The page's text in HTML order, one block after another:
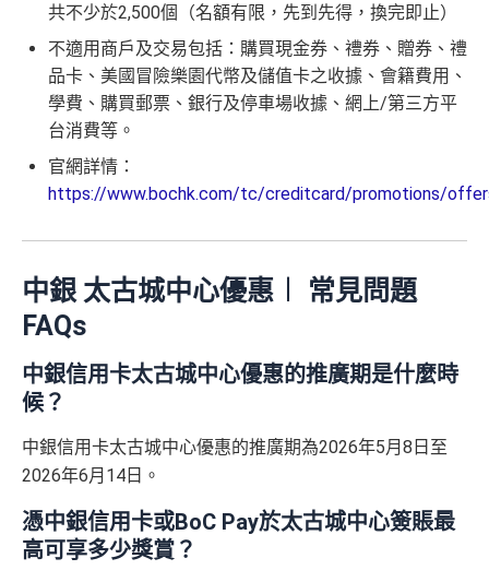
共不少於2,500個（名額有限，先到先得，換完即止）
不適用商戶及交易包括：購買現金券、禮券、贈券、禮
品卡、美國冒險樂園代幣及儲值卡之收據、會籍費用、
學費、購買郵票、銀行及停車場收據、網上/第三方平
台消費等。
官網詳情：
https://www.bochk.com/tc/creditcard/promotions/
中銀 太古城中心優惠︱ 常見問題
FAQs
中銀信用卡太古城中心優惠的推廣期是什麼時
候？
中銀信用卡太古城中心優惠的推廣期為2026年5月8日至
2026年6月14日。
憑中銀信用卡或BoC Pay於太古城中心簽賬最
高可享多少獎賞？